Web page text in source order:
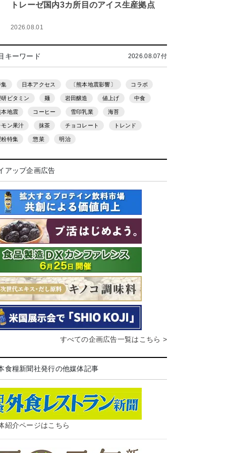
トレーゼ国内3カ所目のアイス生産拠点
2026.08.01
キーワード 2026.08.07付
集 日本アクセス 〔熊本地震影響〕 コラボ
研ビタミン 麺 岩田醸造 値上げ 中食
本地震 コーヒー 雪印乳業 海苔
モン果汁 抹茶 チョコレート トレンド
粉特集 惣菜 明治
アップ企画広告
すべての企画広告一覧はこちら >
食糧新聞社発行の他媒体記事
紹介ページはこちら